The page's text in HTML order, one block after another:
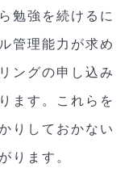
勉強を続けるに
管理能力が求め
ングの申し込み
ます。これらを
りしておかない
ります。